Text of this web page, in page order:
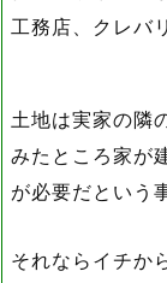
工務店、クレバ
土地は実家の隣
みたところ家が
が必要だという
それならイチか